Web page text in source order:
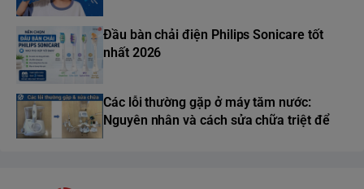
Đầu bàn chải điện Philips Sonicare tốt
nhất 2026
Các lỗi thường gặp ở máy tăm nước:
Nguyên nhân và cách sửa chữa triệt để